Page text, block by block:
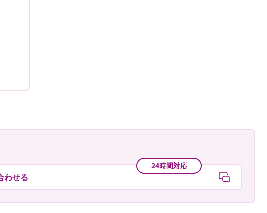
24時間対応
わせる